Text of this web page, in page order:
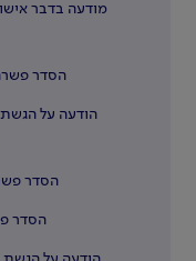
מודעה בדבר
הסדר פשרה
הודעה על
הסדר
הסדר פשרה